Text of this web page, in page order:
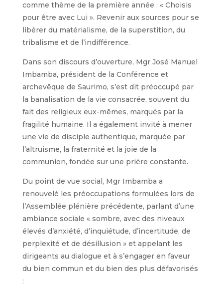
comme thème de la première année : « Choisis
pour être avec Lui ». Revenir aux sources pour se
libérer du matérialisme, de la superstition, du
tribalisme et de l’indifférence.
Dans son discours d’ouverture, Mgr José Manuel
Imbamba, président de la Conférence et
archevêque de Saurimo, s’est dit préoccupé par
la banalisation de la vie consacrée, souvent du
fait des religieux eux-mêmes, marqués par la
fragilité humaine. Il a également invité à mener
une vie de disciple authentique, marquée par
l’altruisme, la fraternité et la joie de la
communion, fondée sur une prière constante.
Du point de vue social, Mgr Imbamba a
renouvelé les préoccupations formulées lors de
l’Assemblée plénière précédente, parlant d’une
ambiance sociale « sombre, avec des niveaux
élevés d’anxiété, d’inquiétude, d’incertitude, de
perplexité et de désillusion » et appelant les
dirigeants au dialogue et à s’engager en faveur
du bien commun et du bien des plus défavorisés
: